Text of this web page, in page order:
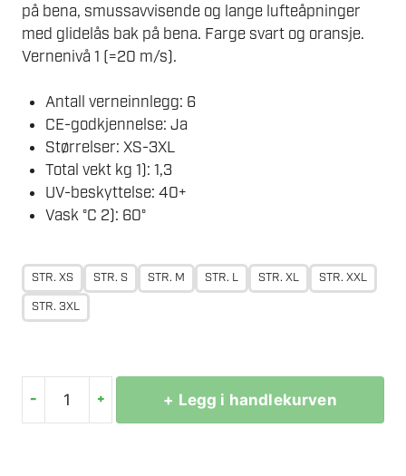
på bena, smussavvisende og lange lufteåpninger
med glidelås bak på bena. Farge svart og oransje.
Vernenivå 1 (=20 m/s).
Antall verneinnlegg: 6
CE-godkjennelse: Ja
Størrelser: XS-3XL
Total vekt kg 1): 1,3
UV-beskyttelse: 40+
Vask °C 2): 60°
STR. XS STR. S STR. M STR. L STR. XL
STR. XXL
STR. 3XL
- + + Legg i handlekurven